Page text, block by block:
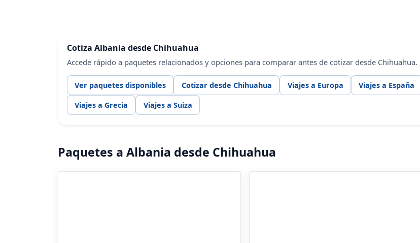
Cotiza Albania desde Chihuahua
Accede rápido a paquetes relacionados y opciones para comparar antes de cotizar desde Chihuahua.
Ver paquetes disponibles Cotizar desde Chihuahua Viajes a Europa Viajes a España
Viajes a Grecia Viajes a Suiza
Paquetes a Albania desde Chihuahua